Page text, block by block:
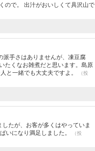
ので。 出汁がおいしくて具沢山で
派手さはありませんが、凍豆腐
たくなお雑煮だと思います。島原
と一緒でも大丈夫ですよ。
（投
たが、お客が多くはやっていま
いになり満足しました。
（投